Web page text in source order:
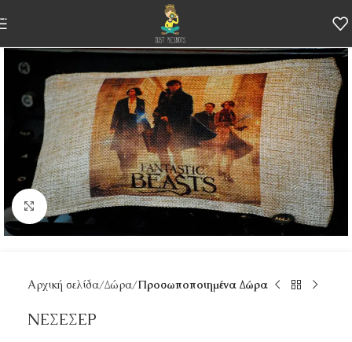
Skip to navigation
Skip to main content
Κάντε κλικ για μεγέθυνση
Αρχική σελίδα Δώρα Προσωποποιημένα Δώρα
ΝΕΣΕΣΕΡ